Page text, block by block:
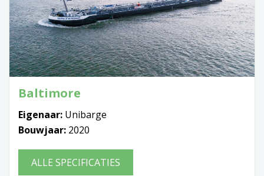
Baltimore
Eigenaar: Unibarge
Bouwjaar: 2020
ALLE SPECIFICATIES